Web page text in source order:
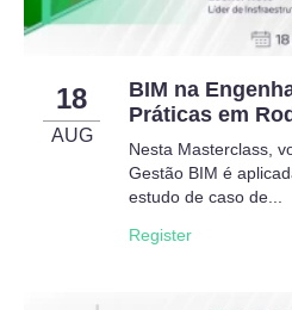
18
AUG
BIM na
Práticas em
Nesta Masterclass,
Gestão BIM é
estudo de caso de...
Register